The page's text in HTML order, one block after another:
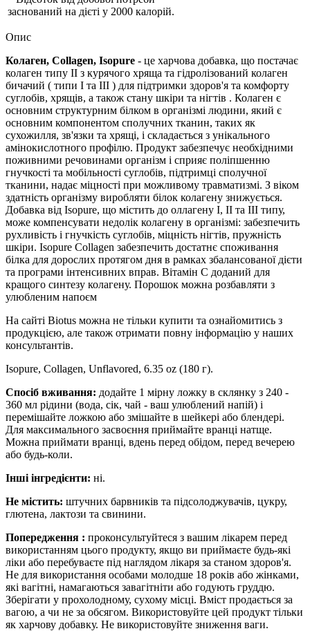
заснований на дієті у 2000 калорій.
Опис
Колаген, Collagen, Isopure - це харчова добавка, що постачає
колаген типу II з курячого хряща та гідролізований колаген
бичачий ( типи I та III ) для підтримки здоров'я та комфорту
суглобів, хрящів, а також стану шкіри та нігтів . Колаген є
основним структурним білком в організмі людини, який є
основним компонентом сполучних тканин, таких як
сухожилля, зв'язки та хрящі, і складається з унікального
амінокислотного профілю. Продукт забезпечує необхідними
поживними речовинами організм і сприяє поліпшенню
гнучкості та мобільності суглобів, підтримці сполучної
тканини, надає міцності при можливому травматизмі. З віком
здатність організму виробляти білок колагену знижується.
Добавка від Isopure, що містить до оллагену I, II та III типу,
може компенсувати недолік колагену в організмі: забезпечить
рухливість і гнучкість суглобів, міцність нігтів, пружність
шкіри. Isopure Collagen забезпечить достатнє споживання
білка для дорослих протягом дня в рамках збалансованої дієти
та програми інтенсивних вправ. Вітамін С доданий для
кращого синтезу колагену. Порошок можна розбавляти з
улюбленим напоєм
На сайті Biotus можна не тільки купити та ознайомитись з
продукцією, але також отримати повну інформацію у наших
консультантів.
Isopure, Collagen, Unflavored, 6.35 oz (180 г).
Спосіб вживання: додайте 1 мірну ложку в склянку з 240 -
360 мл рідини (вода, сік, чай - ваш улюблений напій) і
перемішайте ложкою або змішайте в шейкері або блендері.
Для максимального засвоєння приймайте вранці натще.
Можна приймати вранці, вдень перед обідом, перед вечерею
або будь-коли.
Інші інгредієнти: ні.
Не містить: штучних барвників та підсолоджувачів, цукру,
глютена, лактози та свинини.
Попередження : проконсультуйтеся з вашим лікарем перед
використанням цього продукту, якщо ви приймаєте будь-які
ліки або перебуваєте під наглядом лікаря за станом здоров'я.
Не для використання особами молодше 18 років або жінками,
які вагітні, намагаються завагітніти або годують груддю.
Зберігати у прохолодному, сухому місці. Вміст продається за
вагою, а чи не за обсягом. Використовуйте цей продукт тільки
як харчову добавку. Не використовуйте зниження ваги.